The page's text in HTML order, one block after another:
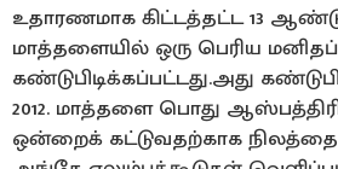
உதாரணமாக கிட்டத்தட்ட 13
மாத்தளையில் ஒரு பெரிய மனிதப்
கண்டுபிடிக்கப்பட்டது.அது
2012. மாத்தளை பொது
ஒன்றைக் கட்டுவதற்காக